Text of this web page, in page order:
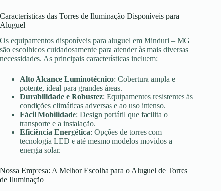
Características das Torres de Iluminação Disponíveis para
Aluguel
Os equipamentos disponíveis para aluguel em Minduri – MG
são escolhidos cuidadosamente para atender às mais diversas
necessidades. As principais características incluem:
Alto Alcance Luminotécnico: Cobertura ampla e
potente, ideal para grandes áreas.
Durabilidade e Robustez: Equipamentos resistentes às
condições climáticas adversas e ao uso intenso.
Fácil Mobilidade: Design portátil que facilita o
transporte e a instalação.
Eficiência Energética: Opções de torres com
tecnologia LED e até mesmo modelos movidos a
energia solar.
Nossa Empresa: A Melhor Escolha para o Aluguel de Torres
de Iluminação